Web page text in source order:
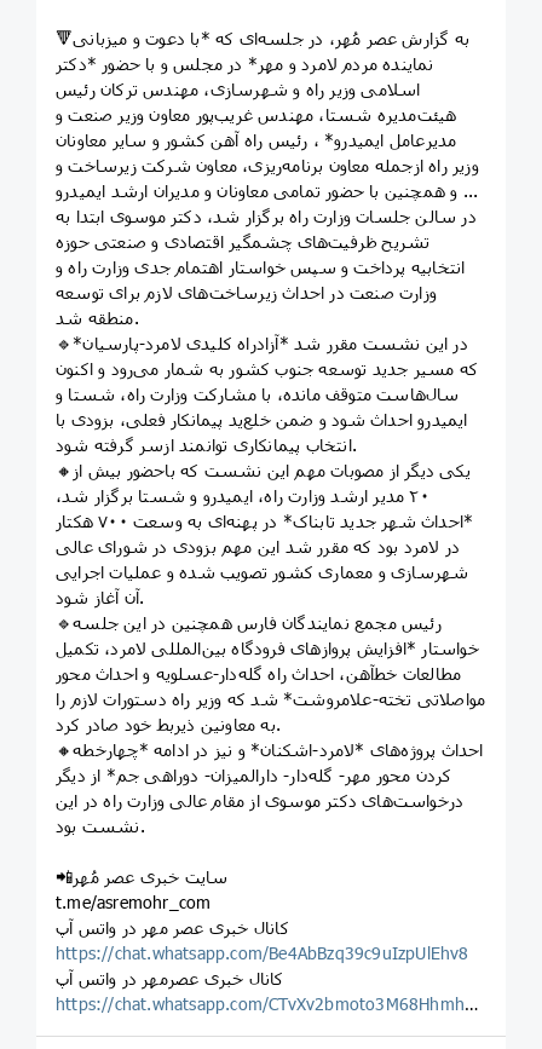
🔻به گزارش عصر مُهر، در جلسه‌ای که *با دعوت و میزبانی
نماینده مردم لامرد و مهر* در مجلس و با حضور *دکتر
اسلامی وزیر راه و شهرسازی، مهندس ترکان رئیس
هیئت‌مدیره شستا، مهندس غریب‌پور معاون وزیر صنعت و
مدیرعامل ایمیدرو* ، رئیس راه آهن کشور و سایر معاونان
وزیر راه ازجمله معاون برنامه‌ریزی، معاون شرکت زیرساخت و
... و همچنین با حضور تمامی معاونان و مدیران ارشد ایمیدرو
در سالن جلسات وزارت راه برگزار شد، دکتر موسوی ابتدا به
تشریح ظرفیت‌های چشمگیر اقتصادی و صنعتی حوزه
انتخابیه پرداخت و سپس خواستار اهتمام جدی وزارت راه و
وزارت صنعت در احداث زیرساخت‌های لازم برای توسعه
منطقه شد.
🔹در این نشست مقرر شد *آزادراه کلیدی لامرد-پارسیان*
که مسیر جدید توسعه جنوب کشور به شمار می‌رود و اکنون
سال‌هاست متوقف مانده، با مشارکت وزارت راه، شستا و
ایمیدرو احداث شود و ضمن خلع‌ید پیمانکار فعلی، بزودی با
انتخاب پیمانکاری توانمند ازسر گرفته شود.
🔸یکی دیگر از مصوبات مهم این نشست که باحضور بیش از
۲۰ مدیر ارشد وزارت راه، ایمیدرو و شستا برگزار شد،
*احداث شهر جدید تابناک* در پهنه‌ای به وسعت ۷۰۰ هکتار
در لامرد بود که مقرر شد این مهم بزودی در شورای عالی
شهرسازی و معماری کشور تصویب شده و عملیات اجرایی
آن آغاز شود.
🔹رئیس مجمع نمایندگان فارس همچنین در این جلسه
خواستار *افزایش پروازهای فرودگاه بین‌المللی لامرد، تکمیل
مطالعات خط‌آهن، احداث راه گله‌‌دار-عسلویه و احداث محور
مواصلاتی تخته-علامروشت* شد که وزیر راه دستورات لازم را
به معاونین ذیربط خود صادر کرد.
🔸احداث پروژه‌های *لامرد-اشکنان* و نیز در ادامه *چهارخطه
کردن محور مهر- گله‌دار- دارالمیزان- دوراهی جم* از دیگر
درخواست‌های دکتر موسوی از مقام عالی وزارت راه در این
نشست بود.
📲سایت خبری عصر مُهر
t.me/asremohr_com
کانال خبری عصر مهر در واتس آپ
https://chat.whatsapp.com/Be4AbBzq39c9uIzpUlEhv8
کانال خبری عصرمهر در واتس آپ
https://chat.whatsapp.com/CTvXv2bmoto3M68Hhmhgrh